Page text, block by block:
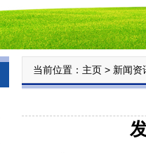
当前位置： 主页 > 新闻资